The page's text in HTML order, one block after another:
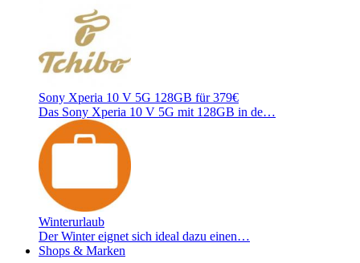
Sony Xperia 10 V 5G 128GB für 379€
Das Sony Xperia 10 V 5G mit 128GB in de…
Winterurlaub
Der Winter eignet sich ideal dazu einen…
Shops & Marken